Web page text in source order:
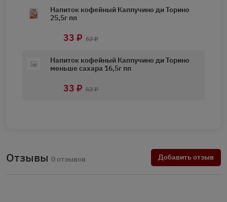
Напиток кофейный Каппучино ди Торино
25,5г пп
33 ₽ 52 ₽
Напиток кофейный Каппучино ди Торино
меньше сахара 16,5г пп
33 ₽ 52 ₽
Отзывы 0 отзывов Добавить отзыв